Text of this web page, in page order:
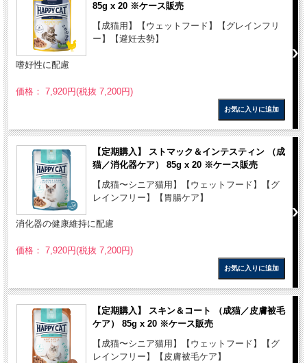
85g x 20 ※ケース販売
【成猫用】【ウェットフード】【グレインフリ
ー】【避妊去勢】
嗜好性に配慮
価格： 7,920円(税抜 7,200円)
【定期購入】 ストマック＆インテスティン （成
猫／消化器ケア） 85g x 20 ※ケース販売
【成猫〜シニア猫用】【ウェットフード】【グ
レインフリー】【胃腸ケア】
消化器の健康維持に配慮
価格： 7,920円(税抜 7,200円)
【定期購入】 スキン＆コート （成猫／皮膚被毛
ケア） 85g x 20 ※ケース販売
【成猫〜シニア猫用】【ウェットフード】【グ
レインフリー】【皮膚被毛ケア】